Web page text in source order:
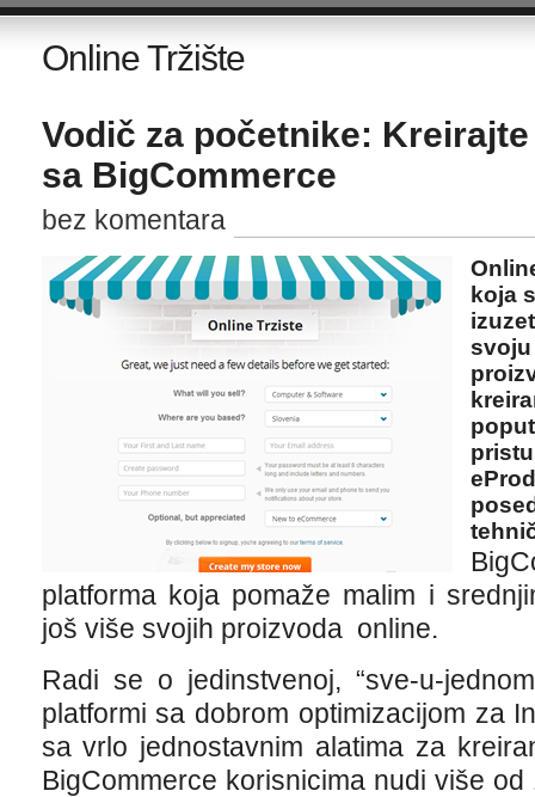
Online Tržište
Vodič za početnike:
sa BigCommerce
bez komentara
koja
svoju
platforma koja pomaže malim i
još više svojih proizvoda online.
Radi se o jedinstvenoj, “sve-u-
platformi sa dobrom optimizacijom za
sa vrlo jednostavnim alatima za
BigCommerce korisnicima nudi više